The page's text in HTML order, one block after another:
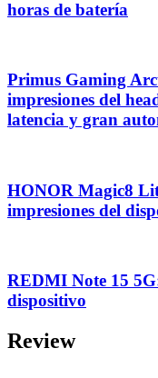
horas de batería
Primus Gaming
impresiones del
latencia y gran
HONOR Magic8
impresiones del
REDMI Note 15
dispositivo
Review